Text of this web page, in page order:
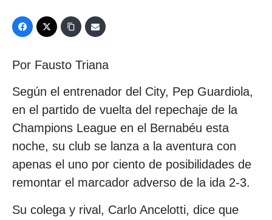
Por Fausto Triana
Según el entrenador del City, Pep Guardiola,
en el partido de vuelta del repechaje de la
Champions League en el Bernabéu esta
noche, su club se lanza a la aventura con
apenas el uno por ciento de posibilidades de
remontar el marcador adverso de la ida 2-3.
Su colega y rival, Carlo Ancelotti, dice que